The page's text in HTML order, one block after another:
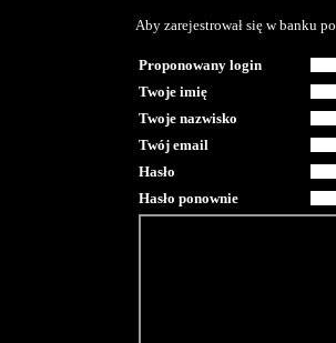
Aby zarejestrował się w banku
Proponowany login
Twoje imię
Twoje nazwisko
Twój email
Hasło
Hasło ponownie